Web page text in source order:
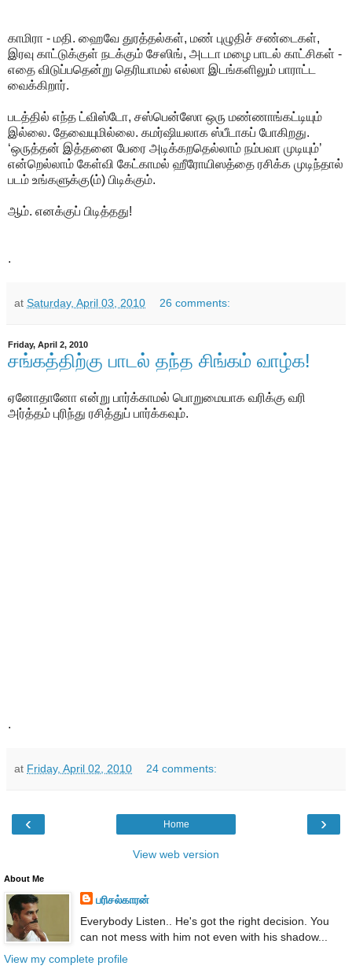
காமிரா - மதி. ஹைவே துரத்தல்கள், மண் புழுதிச் சண்டைகள்,
இரவு காட்டுக்குள் நடக்கும் சேஸிங், அடடா மழை பாடல் காட்சிகள் -
எதை விடுப்பதென்று தெரியாமல் எல்லா இடங்களிலும் பாராட்ட
வைக்கிறார்.
படத்தில் எந்த ட்விஸ்டோ, சஸ்பென்ஸோ ஒரு மண்ணாங்கட்டியும்
இல்லை. தேவையுமில்லை. கமர்ஷியலாக ஸ்பீடாகப் போகிறது.
‘ஒருத்தன் இத்தனை பேரை அடிக்கறதெல்லாம் நம்பவா முடியும்’
என்றெல்லாம் கேள்வி கேட்காமல் ஹீரோயிஸத்தை ரசிக்க முடிந்தால்
படம் உங்களுக்கு(ம்) பிடிக்கும்.
ஆம். எனக்குப் பிடித்தது!
.
at Saturday, April 03, 2010 26 comments:
Friday, April 2, 2010
சங்கத்திற்கு பாடல் தந்த சிங்கம் வாழ்க!
ஏனோதானோ என்று பார்க்காமல் பொறுமையாக வரிக்கு வரி
அர்த்தம் புரிந்து ரசித்துப் பார்க்கவும்.
.
at Friday, April 02, 2010 24 comments:
‹ ›
Home
View web version
About Me
பரிசல்காரன்
Everybody Listen.. He's got the right decision. You
can not mess with him not even with his shadow...
View my complete profile